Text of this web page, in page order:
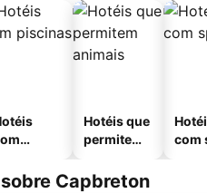
Hotéis que
permitem
com
Capbreton